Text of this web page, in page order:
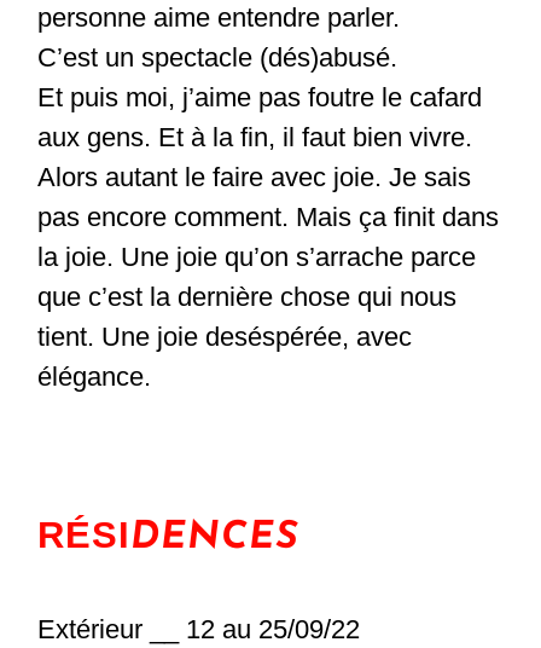
personne aime entendre parler.
C’est un spectacle (dés)abusé.
Et puis moi, j’aime pas foutre le cafard
aux gens. Et à la fin, il faut bien vivre.
Alors autant le faire avec joie. Je sais
pas encore comment. Mais ça finit dans
la joie. Une joie qu’on s’arrache parce
que c’est la dernière chose qui nous
tient. Une joie deséspérée, avec
élégance.
RÉSIDENCES
Extérieur __ 12 au 25/09/22